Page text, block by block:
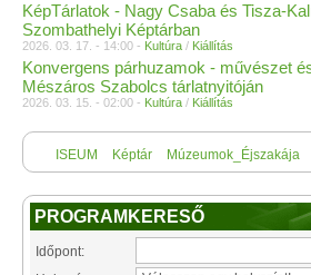
KépTárlatok - Nagy Csaba és Tisza-
Szombathelyi Képtárban
2026. 03. 17. - 14:00 - Kultúra / Kiállítás
Konvergens párhuzamok - művészet
Mészáros Szabolcs tárlatnyitóján
2026. 03. 15. - 02:00 - Kultúra / Kiállítás
ISEUM Képtár Múzeumok_Éjszakája
PROGRAMKERESŐ
Időpont: